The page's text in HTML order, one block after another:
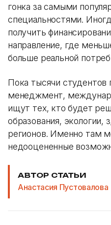
гонка за самыми
специальностями.
получить
направление, где
больше реальной
Пока тысячи студентов
менеджмент,
ищут тех, кто будет
образования, экологии,
регионов. Именно там
недооцененные
АВТОР СТАТЬИ
Анастасия Пустовалова